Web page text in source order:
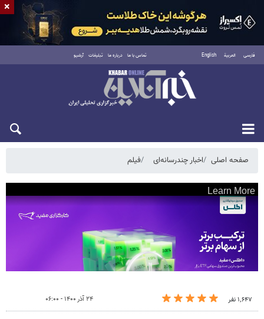
فارسی العربية English تماس با ما درباره ما تبلیغات آرشیو
شنبه ۱۷ مرداد ۱۴۰۵
صفحه اصلی اخبار چندرسانه‌ای فیلم
۱٬۶۴۷ نفر ۲۴ آذر ۱۴۰۰ - ۰۶:۰۰
×